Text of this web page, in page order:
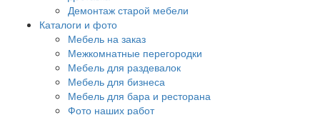
Демонтаж старой мебели
Каталоги и фото
Мебель на заказ
Межкомнатные перегородки
Мебель для раздевалок
Мебель для бизнеса
Мебель для бара и ресторана
Фото наших работ